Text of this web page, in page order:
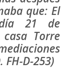
que: El
21 de
Torre
FH-D-253)